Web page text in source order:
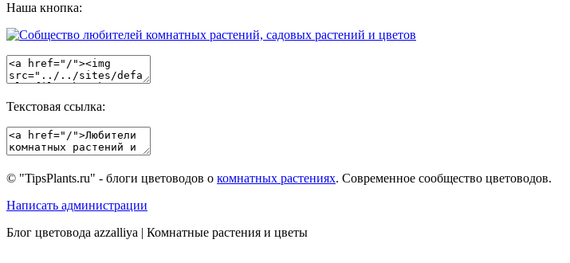
Наша кнопка:
Текстовая ссылка:
© "TipsPlants.ru" - блоги цветоводов о комнатных растениях. Современное сообщество цветоводов.
Написать администрации
Блог цветовода azzalliya | Комнатные растения и цветы